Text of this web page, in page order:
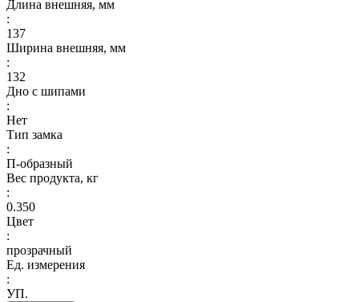
Длина внешняя, мм
:
137
Ширина внешняя, мм
:
132
Дно с шипами
:
Нет
Тип замка
:
П-образный
Вес продукта, кг
:
0.350
Цвет
:
прозрачный
Ед. измерения
:
УП.